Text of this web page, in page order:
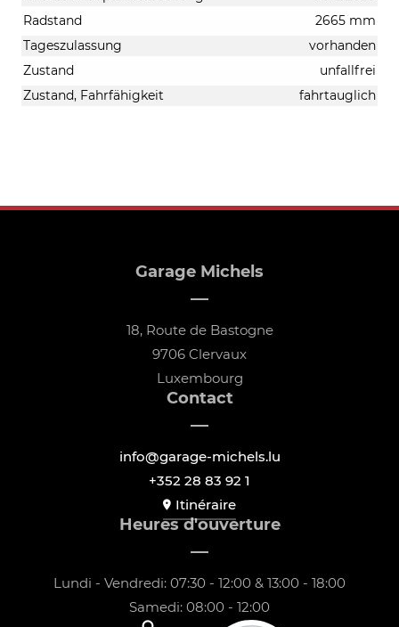
Radstand
2665 mm
Tageszulassung
vorhanden
Zustand
unfallfrei
Zustand, Fahrfähigkeit
fahrtauglich
Garage Michels
18, Route de Bastogne
9706 Clervaux
Luxembourg
Contact
info@garage-michels.lu
+352 28 83 92 1
Itinéraire
Heures d'ouverture
Lundi - Vendredi: 07:30 - 12:00 & 13:00 - 18:00
Samedi: 08:00 - 12:00